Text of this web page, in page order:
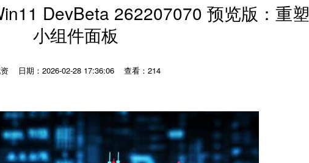
DevBeta 262207070 预览版：重塑
小组件面板
日期：2026-02-28 17:36:06 查看：214